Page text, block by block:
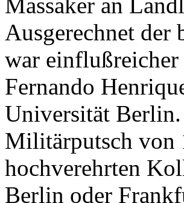
Massaker an
Ausgerechnet
war einflußreicher
Fernando
Universität
Militärputsch von
hochverehrten
Berlin oder